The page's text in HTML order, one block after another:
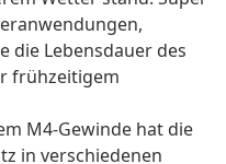
die Lebensdauer des
frühzeitigem
M4-Gewinde hat die
in verschiedenen